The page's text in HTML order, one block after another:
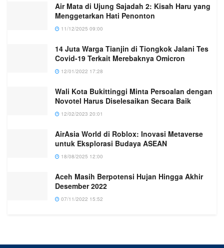
Air Mata di Ujung Sajadah 2: Kisah Haru yang
Menggetarkan Hati Penonton
11/12/2025 09:00
14 Juta Warga Tianjin di Tiongkok Jalani Tes
Covid-19 Terkait Merebaknya Omicron
12/01/2022 17:28
Wali Kota Bukittinggi Minta Persoalan dengan
Novotel Harus Diselesaikan Secara Baik
12/02/2023 20:01
AirAsia World di Roblox: Inovasi Metaverse
untuk Eksplorasi Budaya ASEAN
18/08/2025 12:00
Aceh Masih Berpotensi Hujan Hingga Akhir
Desember 2022
07/11/2022 15:52